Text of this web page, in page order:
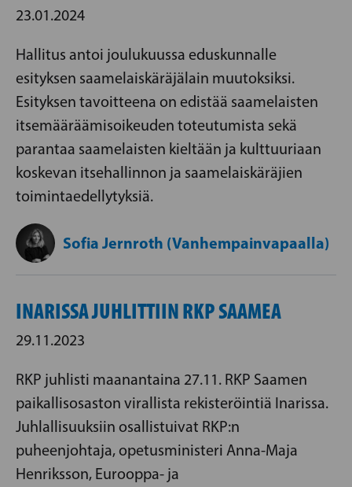
23.01.2024
Hallitus antoi joulukuussa eduskunnalle
esityksen saamelaiskäräjälain muutoksiksi.
Esityksen tavoitteena on edistää saamelaisten
itsemääräämisoikeuden toteutumista sekä
parantaa saamelaisten kieltään ja kulttuuriaan
koskevan itsehallinnon ja saamelaiskäräjien
toimintaedellytyksiä.
Sofia Jernroth (Vanhempainvapaalla)
INARISSA JUHLITTIIN RKP SAAMEA
29.11.2023
RKP juhlisti maanantaina 27.11. RKP Saamen
paikallisosaston virallista rekisteröintiä Inarissa.
Juhlallisuuksiin osallistuivat RKP:n
puheenjohtaja, opetusministeri Anna-Maja
Henriksson, Eurooppa- ja